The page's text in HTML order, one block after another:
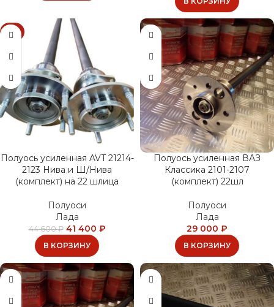
-7%
Полуось усиленная AVT 21214-
2123 Нива и Ш/Нива
(комплект) на 22 шлица
Полуоси
Лада
44 600₽ 41 400 ₽
В КОРЗИНУ
Полуось усиленная ВАЗ
Классика 2101-2107
(комплект) 22шл
Полуоси
Лада
29 000 ₽
В КОРЗИНУ